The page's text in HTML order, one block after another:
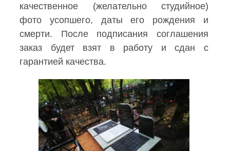
качественное (желательно студийное)
фото усопшего, даты его рождения и
смерти. После подписания соглашения
заказ будет взят в работу и сдан с
гарантией качества.